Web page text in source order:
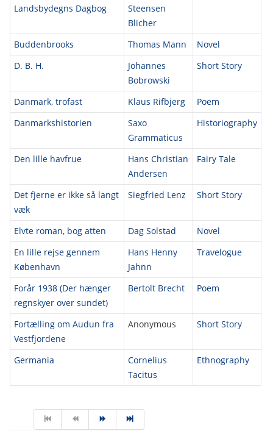
Landsbydegns Dagbog
Steensen
Blicher
Buddenbrooks Thomas Mann
Novel
D. B. H.
Johannes
Bobrowski
Short Story
Danmark, trofast Klaus Rifbjerg
Poem
Danmarkshistorien
Saxo
Grammaticus
Historiography
Den lille havfrue
Hans Christian
Andersen
Fairy Tale
Det fjerne er ikke så langt
væk
Siegfried Lenz Short Story
Elvte roman, bog atten Dag Solstad
Novel
En lille rejse gennem
København
Hans Henny
Jahnn
Travelogue
Forår 1938 (Der hænger
regnskyer over sundet)
Bertolt Brecht Poem
Fortælling om Audun fra
Vestfjordene
Anonymous Short Story
Germania
Cornelius
Tacitus
Ethnography